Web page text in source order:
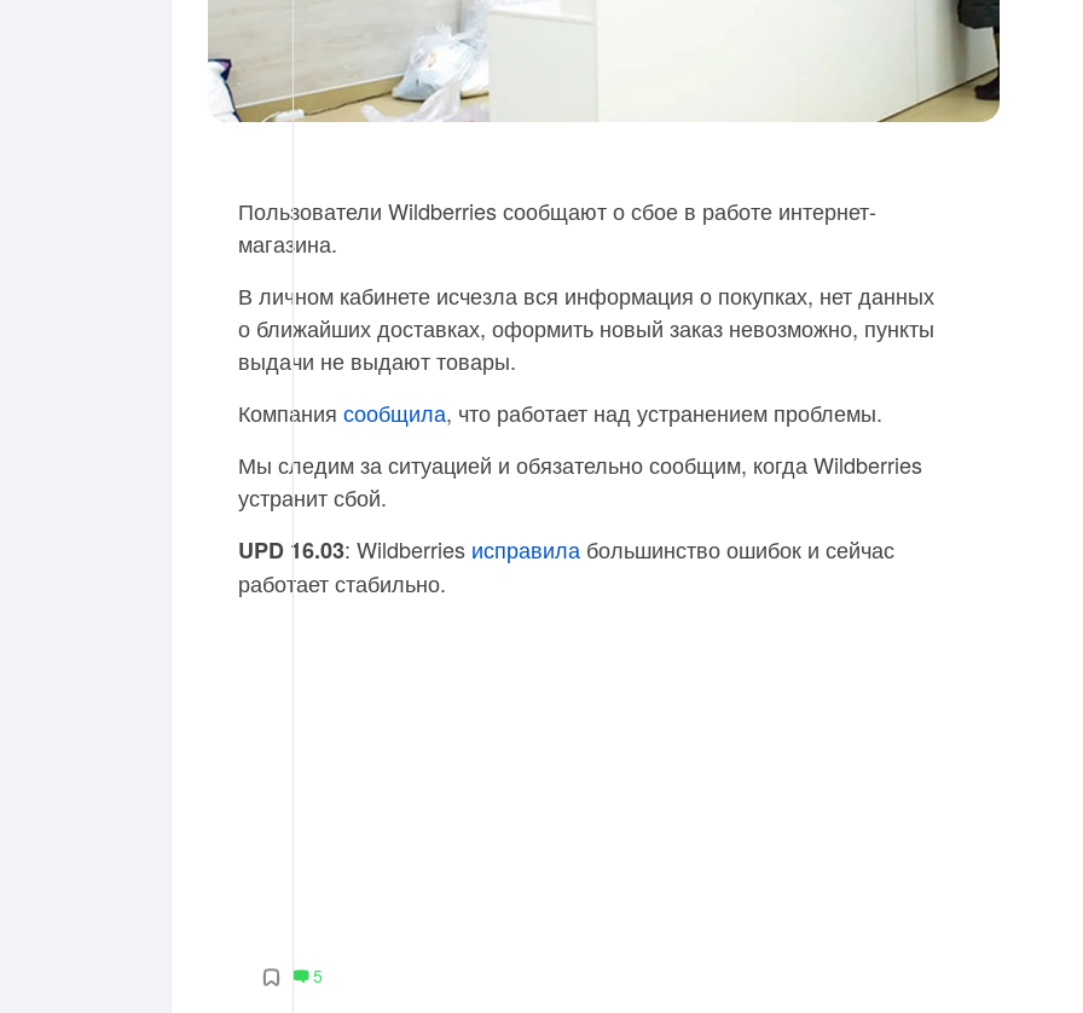
Пользователи Wildberries сообщают о сбое в работе интернет-
магазина.
В личном кабинете исчезла вся информация о покупках, нет данных
о ближайших доставках, оформить новый заказ невозможно, пункты
выдачи не выдают товары.
Компания сообщила, что работает над устранением проблемы.
Мы следим за ситуацией и обязательно сообщим, когда Wildberries
устранит сбой.
UPD 16.03: Wildberries исправила большинство ошибок и сейчас
работает стабильно.
5